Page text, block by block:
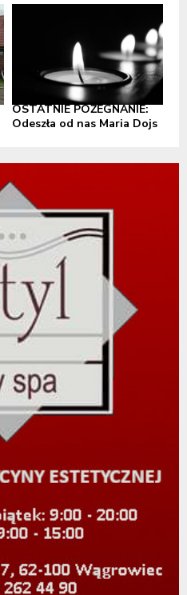
OSTATNIE POŻEGNANIE:
Odeszła od nas Maria Dojs